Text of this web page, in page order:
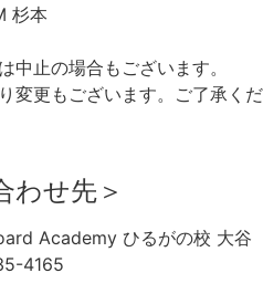
杉本
中止の場合もございます。
変更もございます。ご了承く
わせ先＞
Academy ひるがの校 大谷
4165